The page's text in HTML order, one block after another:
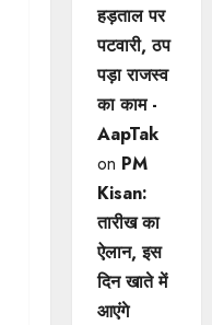
हड़ताल पर
पटवारी, ठप
पड़ा राजस्व
का काम -
AapTak
on PM
Kisan:
तारीख का
ऐलान, इस
दिन खाते में
आएंगे